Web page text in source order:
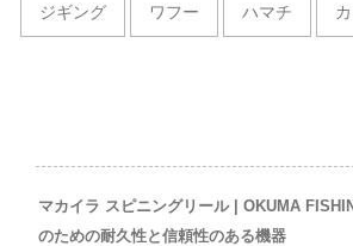
ジギング ワフー ハマチ
マカイラ スピニングリール | OKUMA
のための耐久性と信頼性のある機器